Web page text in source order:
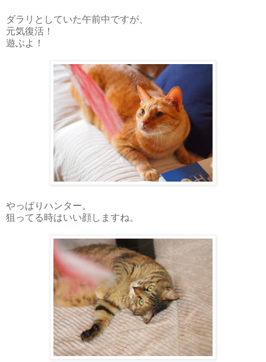
ダラリとしていた午前中ですが、
元気復活！
遊ぶよ！
やっぱりハンター。
狙ってる時はいい顔しますね。